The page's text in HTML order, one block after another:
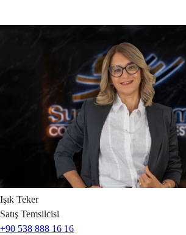
Işık Teker
Satış Temsilcisi
+90 538 888 16 16